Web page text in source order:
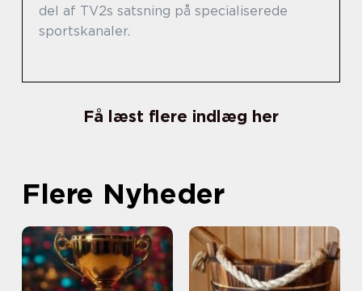
del af TV2s satsning på specialiserede
sportskanaler.
Få læst flere indlæg her
Flere Nyheder